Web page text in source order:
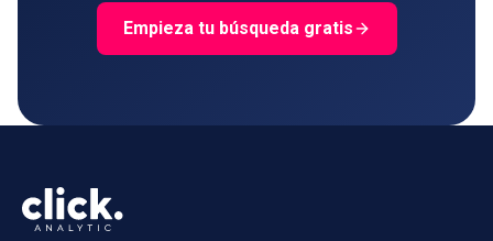
Empieza tu búsqueda gratis